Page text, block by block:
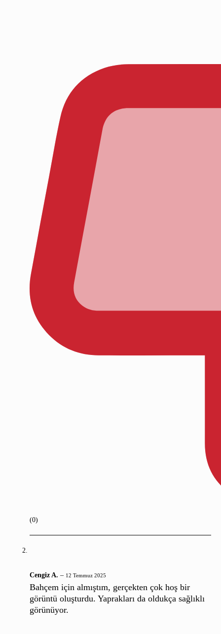
(0)
Cengiz A. – 12 Temmuz 2025
Bahçem için almıştım, gerçekten çok hoş bir
görüntü oluşturdu. Yaprakları da oldukça sağlıklı
görünüyor.